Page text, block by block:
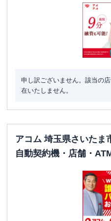
申し訳ございません。該当の
在いたしません。
アコム 埼玉県さいたま
自動契約機・店舗・